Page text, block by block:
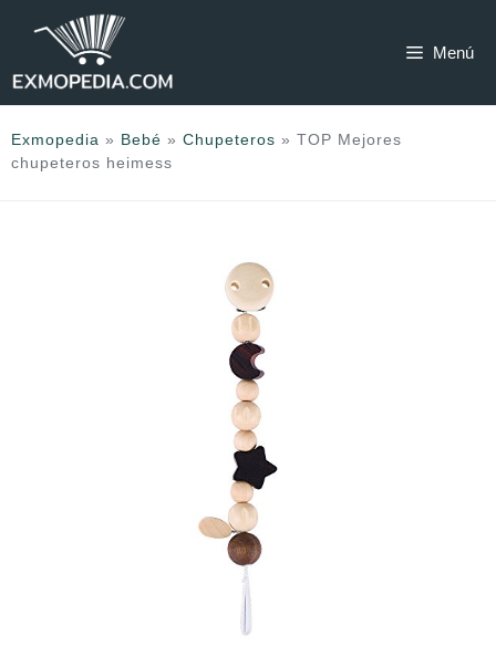
Menú
Exmopedia » Bebé » Chupeteros » TOP Mejores
chupeteros heimess